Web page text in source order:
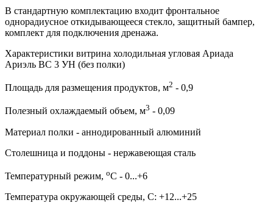
В стандартную комплектацию входит фронтальное
однорадиусное откидывающееся стекло, защитный бампер,
комплект для подключения дренажа.
Характеристики витрина холодильная угловая Ариада
Ариэль ВС 3 УН (без полки)
Площадь для размещения продуктов, м2 - 0,9
Полезный охлаждаемый объем, м3 - 0,09
Материал полки - аннодированный алюминий
Столешница и поддоны - нержавеющая сталь
Температурный режим, оС - 0...+6
Температура окружающей среды, С: +12...+25